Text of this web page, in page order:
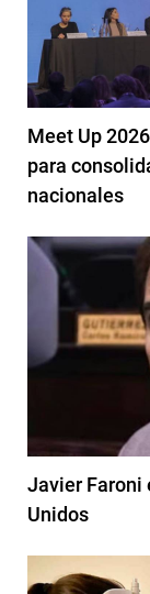
Meet Up
para
nacionales
Javier Faroni
Unidos